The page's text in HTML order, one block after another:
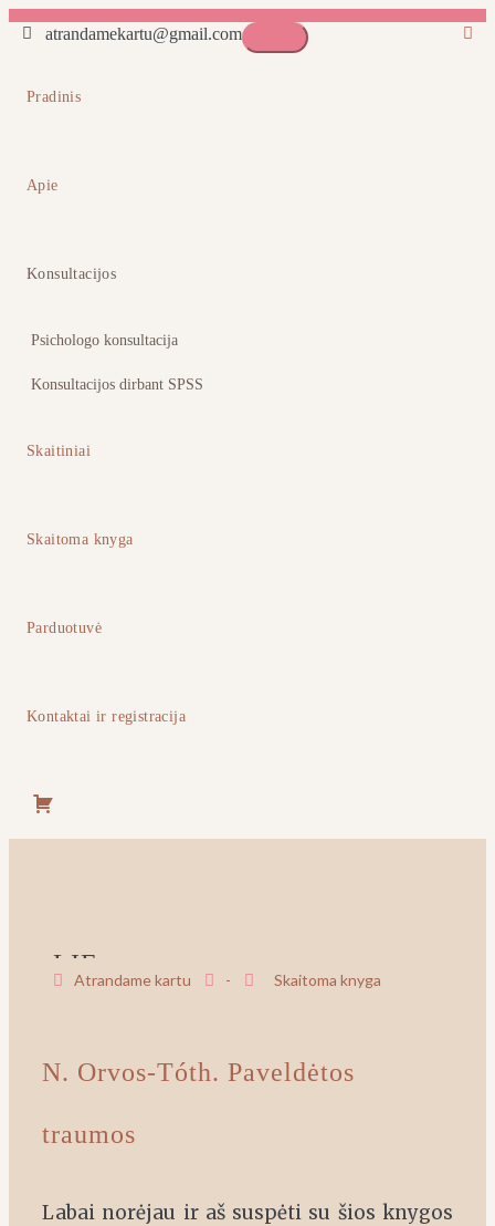
atrandamekartu@gmail.com
Pradinis
Apie
Konsultacijos
Psichologo konsultacija
Konsultacijos dirbant SPSS
Skaitiniai
Skaitoma knyga
Parduotuvė
Kontaktai ir registracija
LIE
8
Atrandame kartu - Skaitoma knyga
N. Orvos-Tóth. Paveldėtos
traumos
Labai norėjau ir aš suspėti su šios knygos